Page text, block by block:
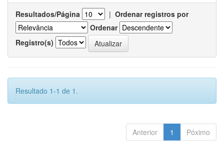
Resultados/Página | Ordenar registros por
Ordenar
Registro(s)
Resultado 1-1 de 1.
Anterior 1 Póximo